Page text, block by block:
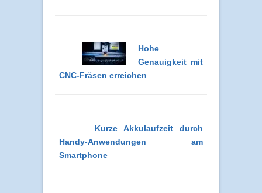
Hohe
Genauigkeit mit
CNC-Fräsen erreichen
Kurze Akkulaufzeit durch
Handy-Anwendungen am
Smartphone